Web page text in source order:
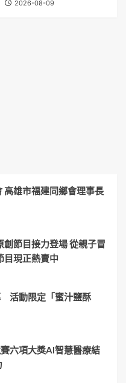
2026-08-09
高雄市福建同鄉會理事長
創節目接力登場 從親子冒
目現正熱賣中
活動限定「蜜汁鹽酥
六項大獎AI智慧醫療結